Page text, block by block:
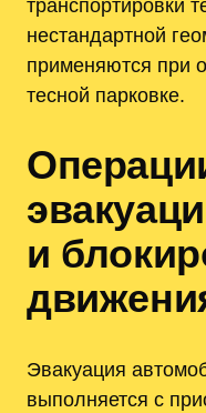
транспортировки
нестандартной
применяются при
тесной парковке.
и
Эвакуация
выполняется с